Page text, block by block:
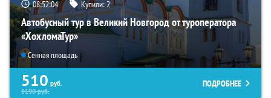
08:52:03 Купили:2
Автобусный тур в Великий Новгород от туроператора
«ХохломаТур»
Сенная площадь
510 руб.
5190руб.
ПОДРОБНЕЕ